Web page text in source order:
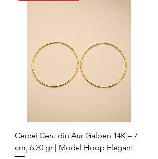
Cercei Cerc din Aur Galben 14K – 7
cm, 6.30 gr | Model Hoop Elegant